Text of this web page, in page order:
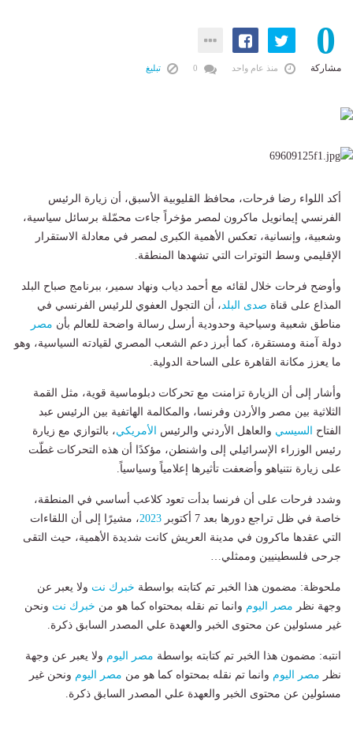
0
مشاركة منذ عام واحد تبليغ
أكد اللواء رضا فرحات، محافظ القليوبية الأسبق، أن زيارة الرئيس
الفرنسي إيمانويل ماكرون لمصر مؤخراً جاءت محمّلة برسائل سياسية،
وشعبية، وإنسانية، تعكس الأهمية الكبرى لمصر في معادلة الاستقرار
الإقليمي وسط التوترات التي تشهدها المنطقة.
وأوضح فرحات خلال لقائه مع أحمد دياب ونهاد سمير، ببرنامج صباح البلد
المذاع على قناة صدى البلد ، أن التجول العفوي للرئيس الفرنسي في
مناطق شعبية وسياحية وحدودية أرسل رسالة واضحة للعالم بأن مصر
دولة آمنة ومستقرة، كما أبرز دعم الشعب المصري لقيادته السياسية، وهو
ما يعزز مكانة القاهرة على الساحة الدولية.
وأشار إلى أن الزيارة تزامنت مع تحركات دبلوماسية قوية، مثل القمة
الثلاثية بين مصر والأردن وفرنسا، والمكالمة الهاتفية بين الرئيس عبد
الفتاح السيسي والعاهل الأردني والرئيس الأمريكي، بالتوازي مع زيارة
رئيس الوزراء الإسرائيلي إلى واشنطن، مؤكدًا أن هذه التحركات غطّت
على زيارة نتنياهو وأضعفت تأثيرها إعلامياً وسياسياً.
وشدد فرحات على أن فرنسا بدأت تعود كلاعب أساسي في المنطقة،
خاصة في ظل تراجع دورها بعد 7 أكتوبر
2023، مشيرًا إلى أن اللقاءات
التي عقدها ماكرون في مدينة العريش كانت شديدة الأهمية، حيث التقى
جرحى فلسطينيين وممثلي…
ملحوظة: مضمون هذا الخبر تم كتابته بواسطة خبرك نت ولا يعبر عن
وجهة نظر مصر اليوم وانما تم نقله بمحتواه كما هو من خبرك نت ونحن
غير مسئولين عن محتوى الخبر والعهدة علي المصدر السابق ذكرة.
انتبه: مضمون هذا الخبر تم كتابته بواسطة مصر اليوم ولا يعبر عن وجهة
نظر مصر اليوم وانما تم نقله بمحتواه كما هو من مصر اليوم ونحن غير
مسئولين عن محتوى الخبر والعهدة علي المصدر السابق ذكرة.